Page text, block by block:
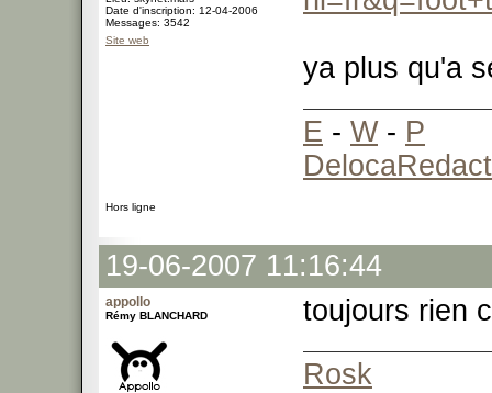
Date d'inscription: 12-04-2006
Messages: 3542
Site web
ya plus qu'a
E - W- P
Hors ligne
19-06-2007 11:16:44
appollo
Rémy BLANCHARD
toujours rien
Rosk